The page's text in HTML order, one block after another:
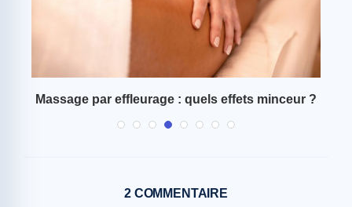
Massage par effleurage : quels effets minceur ?
2 COMMENTAIRE